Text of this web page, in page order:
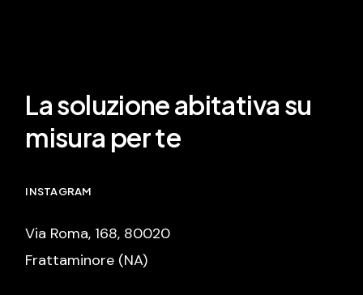
La soluzione abitativa su
misura per te
INSTAGRAM
Via Roma, 168, 80020
Frattaminore (NA)